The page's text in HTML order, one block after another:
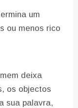
um
ou menos rico
deixa
os objectos
sua palavra,